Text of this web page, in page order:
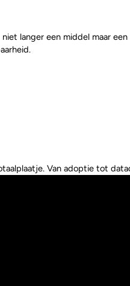
langer een middel maar
Van adoptie tot